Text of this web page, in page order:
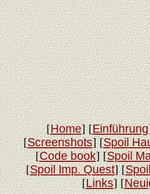
[Home] [Einführung
[Screenshots] [Spoil
[Code book] [Spoil
[Spoil Imp. Quest] [
[Links] [